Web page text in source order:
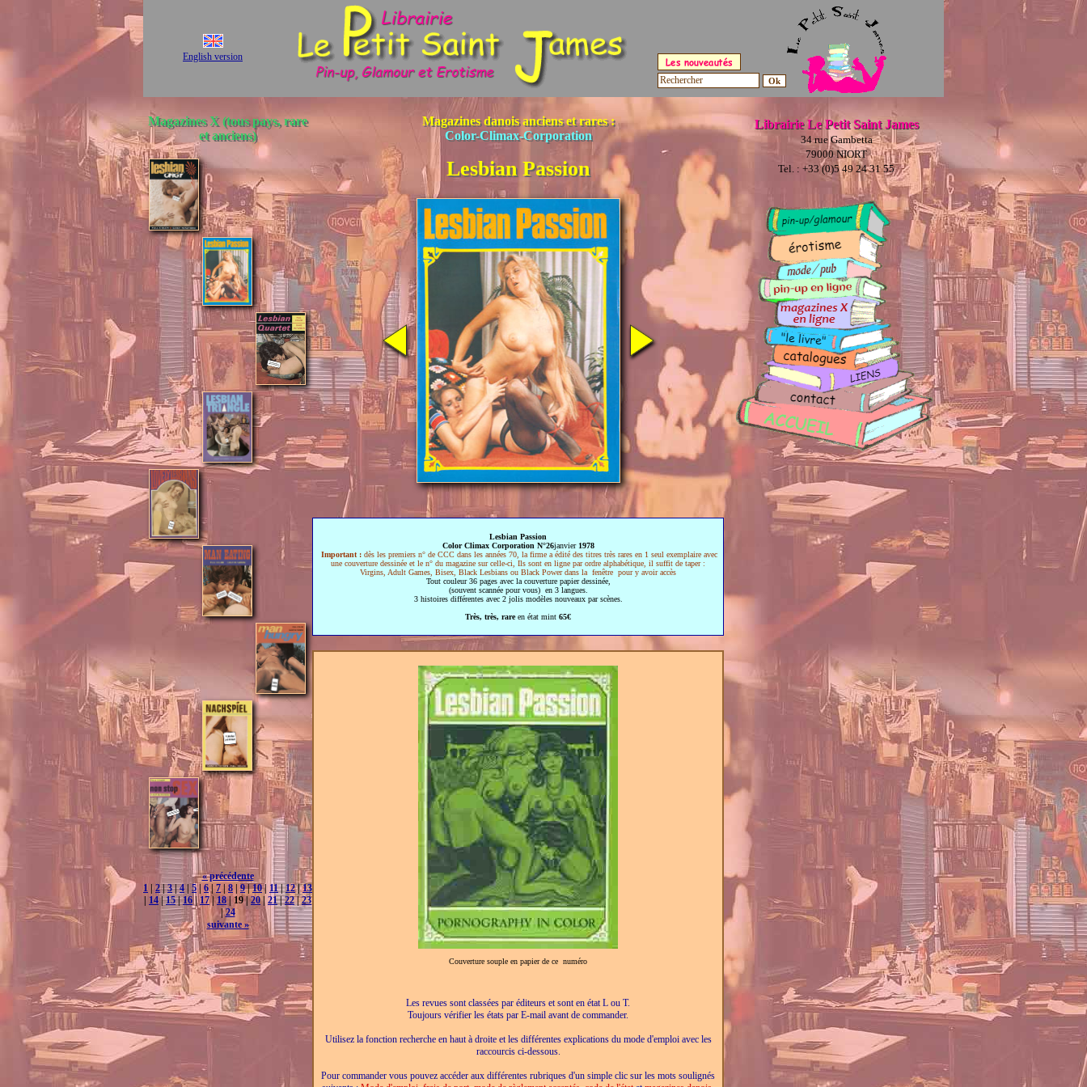
English version
Librairie Le Petit Saint James
34 rue Gambetta
79000 NIORT
Tel. : +33 (0)5 49 24 31 55
Magazines X (tous pays, rare
et anciens)
« précédente
1
2|3|4 5| 6| 7 8 |9|10| 11|12|13
14|15|16 |17| 18 | 19 |20| 21|22|23
|24
suivante »
Magazines danois anciens et rares :
Color-Climax-Corporation
Lesbian Passion
Lesbian Passion
Color Climax Corporation N°26janvier 1978
Important : dès les premiers n° de CCC dans les années 70, la firme a édité des titres très rares en 1 seul exemplaire avec
une couverture dessinée et le n° du magazine sur celle-ci, Ils sont en ligne par ordre alphabétique, il suffit de taper :
Virgins, Adult Games, Bisex, Black Lesbians ou Black Power dans la fenêtre pour y avoir accès
Tout couleur 36 pages avec la couverture papier dessinée,
(souvent scannée pour vous) en 3 langues.
3 histoires différentes avec 2 jolis modèles nouveaux par scènes.
Très, très, rareen état mint 65€
Couverture souple en papier de ce numéro
Les revues sont classées par éditeurs et sont en état L ou T.
Toujours vérifier les états par E-mail avant de commander.
Utilisez la fonction recherche en haut à droite et les différentes explications du mode d'emploi avec les
raccourcis ci-dessous.
Pour commander vous pouvez accéder aux différentes rubriques d'un simple clic sur les mots soulignés